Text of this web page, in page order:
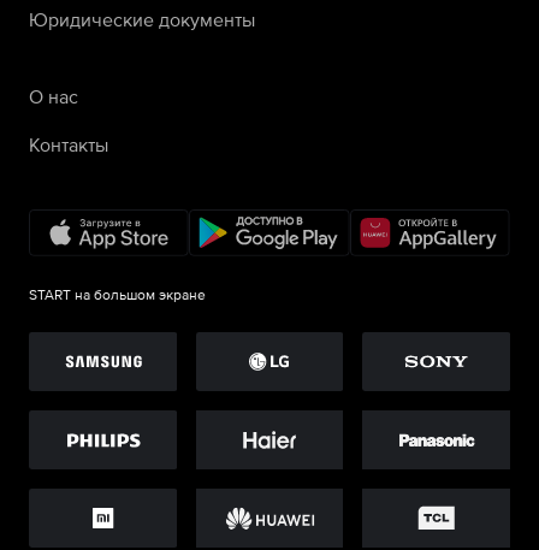
Юридические документы
О нас
Контакты
START на большом экране